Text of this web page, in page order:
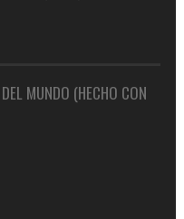
MUNDO (HECHO CON